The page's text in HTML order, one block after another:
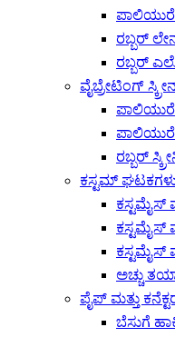
ರಬ್ಬರ್
ರಬ್ಬರ್
ವೈಬ್ರೇಟಿಂಗ್
ರಬ್ಬರ್
ಕಸ್ಟಮ್
ಕಸ್ಟಮೈಸ್
ಕಸ್ಟಮೈಸ್
ಅಚ್ಚು
ಪೈಪ್ ಮತ್ತು
ಬೆಸುಗೆ